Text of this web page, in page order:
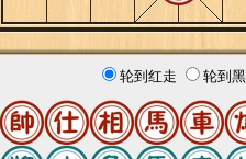
轮到红走 轮到